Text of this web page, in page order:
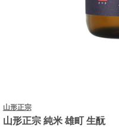
山形正宗
山形正宗 純米 雄町 生酛